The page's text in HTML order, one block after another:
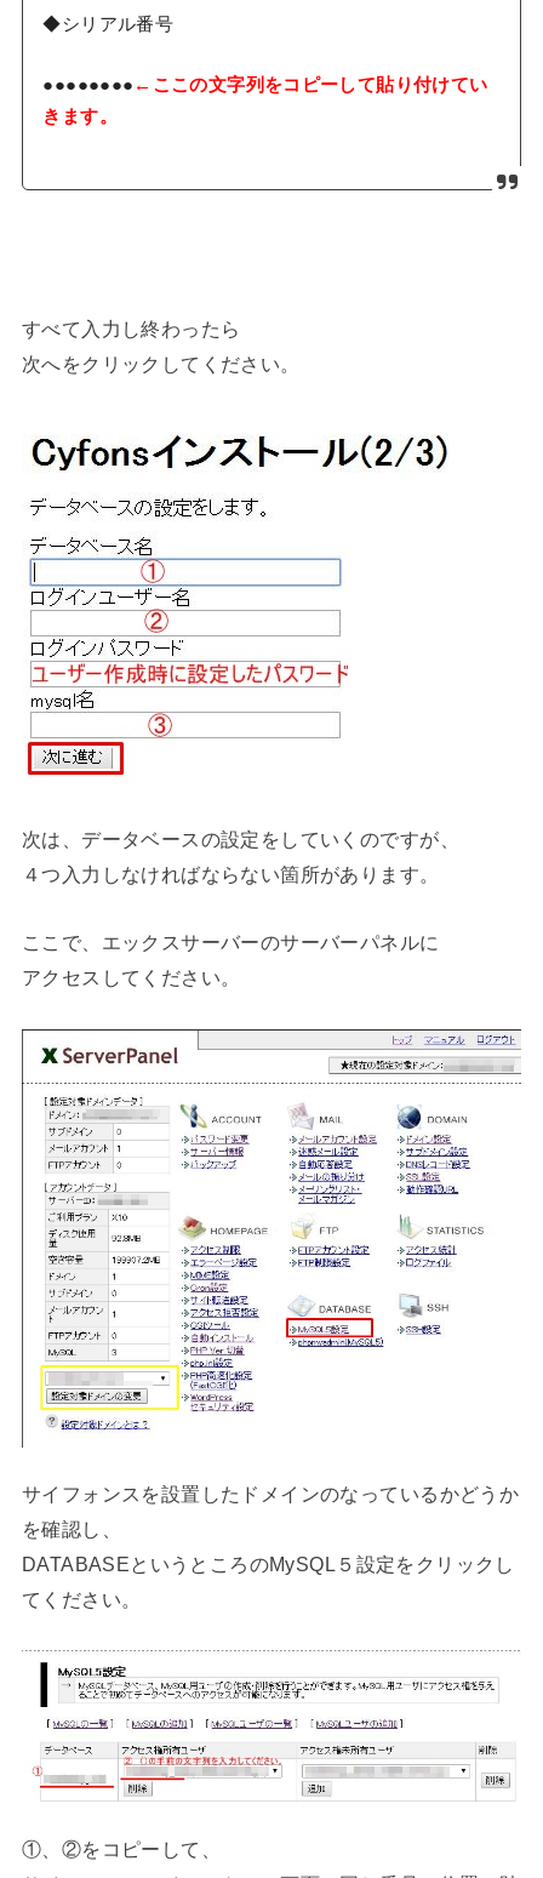
◆シリアル番号
●●●●●●●● ←ここの文字列をコピーして貼り付けてい
きます。
すべて入力し終わったら
次へをクリックしてください。
次は、データベースの設定をしていくのですが、
４つ入力しなければならない箇所があります。
ここで、エックスサーバーのサーバーパネルに
アクセスしてください。
サイフォンスを設置したドメインのなっているかどうか
を確認し、
DATABASEというところのMySQL５設定をクリックし
てください。
①、②をコピーして、